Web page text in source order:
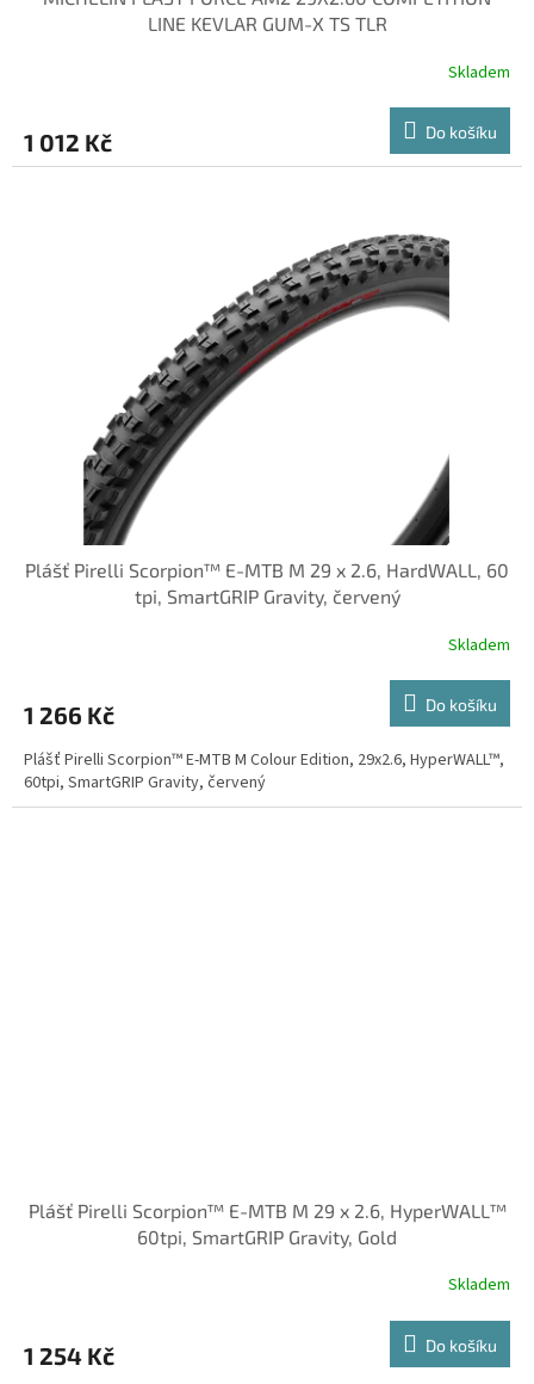
LINE KEVLAR GUM-X TS TLR
Skladem
1 012 Kč Do košíku
Plášť Pirelli Scorpion™ E-MTB M 29 x 2.6, HardWALL, 60
tpi, SmartGRIP Gravity, červený
Skladem
1 266 Kč Do košíku
Plášť Pirelli Scorpion™ E-MTB M Colour Edition, 29x2.6, HyperWALL™,
60tpi, SmartGRIP Gravity, červený
Plášť Pirelli Scorpion™ E-MTB M 29 x 2.6, HyperWALL™
60tpi, SmartGRIP Gravity, Gold
Skladem
1 254 Kč Do košíku